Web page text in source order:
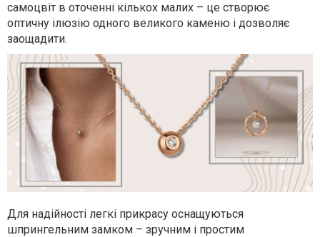
самоцвіт в оточенні кількох малих – це створює
оптичну ілюзію одного великого каменю і дозволяє
заощадити.
Для надійності легкі прикрасу оснащуються
шпрингельним замком – зручним і простим